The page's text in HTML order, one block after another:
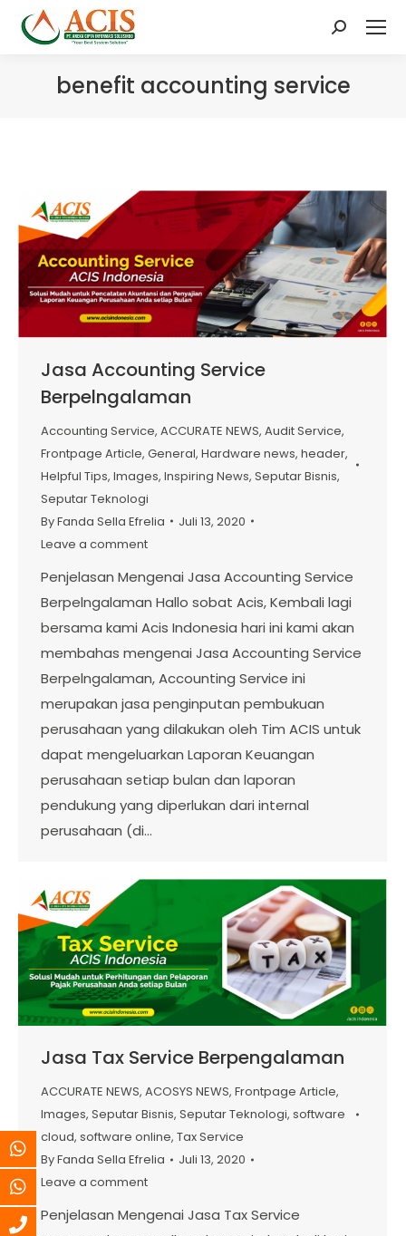
Search:
benefit accounting service
Jasa Accounting Service
Berpelngalaman
Accounting Service, ACCURATE NEWS, Audit Service,
Frontpage Article, General, Hardware news, header,
Helpful Tips, Images, Inspiring News, Seputar Bisnis,
Seputar Teknologi
ByFanda Sella Efrelia
Juli 13, 2020
Leave a comment
Penjelasan Mengenai Jasa Accounting Service
Berpelngalaman Hallo sobat Acis, Kembali lagi
bersama kami Acis Indonesia hari ini kami akan
membahas mengenai Jasa Accounting Service
Berpelngalaman, Accounting Service ini
merupakan jasa penginputan pembukuan
perusahaan yang dilakukan oleh Tim ACIS untuk
dapat mengeluarkan Laporan Keuangan
perusahaan setiap bulan dan laporan
pendukung yang diperlukan dari internal
perusahaan (di…
Jasa Tax Service Berpengalaman
ACCURATE NEWS, ACOSYS NEWS, Frontpage Article,
Images, Seputar Bisnis, Seputar Teknologi, software
cloud, software online, Tax Service
ByFanda Sella Efrelia
Juli 13, 2020
Leave a comment
Penjelasan Mengenai Jasa Tax Service